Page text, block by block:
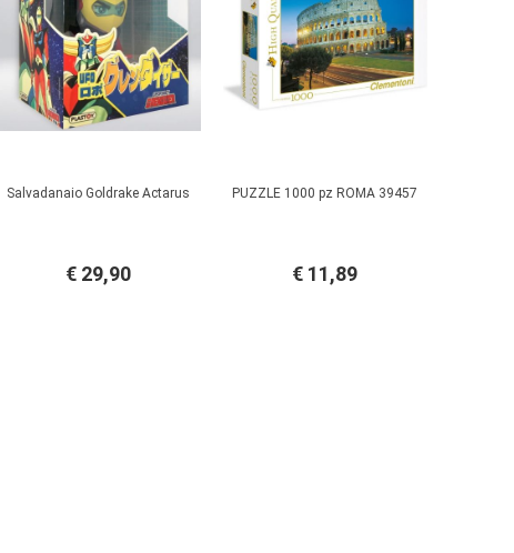
Salvadanaio Goldrake Actarus
€ 29,90
PUZZLE 1000 pz ROMA 39457
€ 11,89